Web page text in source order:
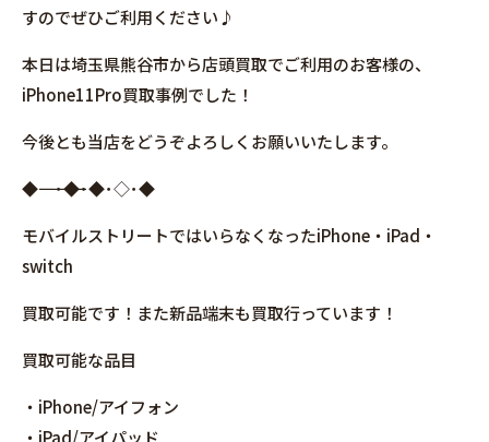
すのでぜひご利用ください♪
本日は埼玉県熊谷市から店頭買取でご利用のお客様の、
iPhone11Pro買取事例でした！
今後とも当店をどうぞよろしくお願いいたします。
◆――――――――――――――――･◆･◆･◇･◆
モバイルストリートではいらなくなったiPhone・iPad・
switch
買取可能です！また新品端末も買取行っています！
買取可能な品目
・iPhone/アイフォン
・iPad/アイパッド